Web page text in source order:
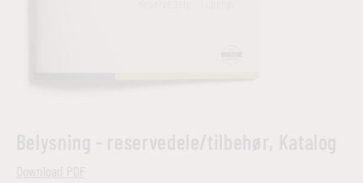
Belysning - reservedele/tilbehør, Katalog
Download PDF